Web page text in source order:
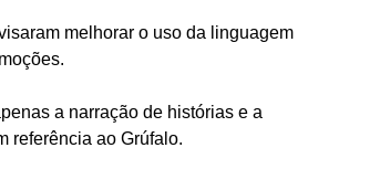
melhorar o uso da linguagem
a narração de histórias e a
referência ao Grúfalo.